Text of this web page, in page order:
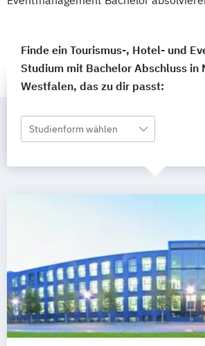
Finde ein Tourismus-, Hotel- und
Studium mit Bachelor Abschluss in
Westfalen, das zu dir passt:
Studienform wählen